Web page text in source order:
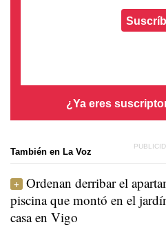
¿Ya eres
También en La Voz
Ordenan derribar el
piscina que montó en el
casa en Vigo